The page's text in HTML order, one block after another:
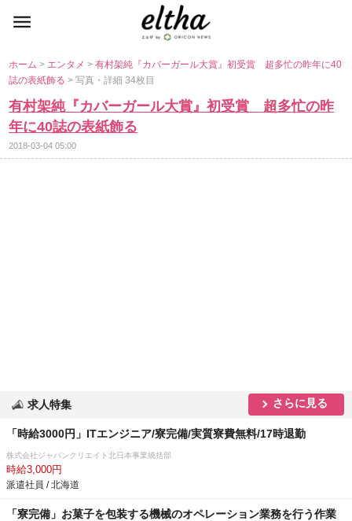
ホーム> エンタメ>有村架純『カバーガール大賞』初受賞 超多忙の昨年に40
誌の表紙飾る> 写真・詳細 34枚目
有村架純『カバーガール大賞』初受賞 超多忙の昨
年に40誌の表紙飾る
2018-03-04 05:00
求人特集 さらに見る
「時給3000円」ITエンジニア/寮完備/実質寮費無料/17時退勤
株式会社ジャパンクリエイト北日本事業統括部
時給3,000円
派遣社員 / 北海道
「寮完備」お菓子を包装する機械のオペレーション業務を行う作業